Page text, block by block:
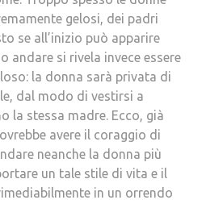
gelosi, dei padri
se all’inizio può apparire
andare si rivela invece essere
la donna sarà privata di
dal modo di vestirsi a
la stessa madre. Ecco, già
avere il coraggio di
neanche la donna più
un tale stile di vita e il
in un orrendo